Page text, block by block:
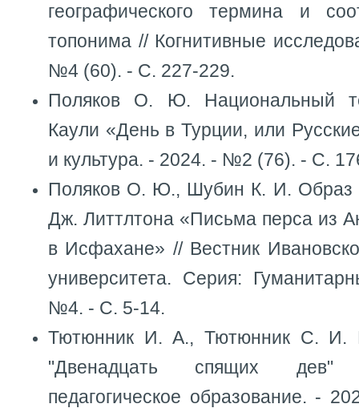
географического термина и
топонима // Когнитивные
№4 (60). - С. 227-229.
Поляков О. Ю. Национальный
Каули «День в Турции, или
и культура. - 2024. - №2 (76). - С.
Поляков О. Ю., Шубин К. И. Образ
Дж. Литтлтона «Письма перса из
в Исфахане» // Вестник
университета. Серия:
№4. - С. 5-14.
Тютюнник И. А., Тютюнник С. И.
"Двенадцать спящих
педагогическое образование. -